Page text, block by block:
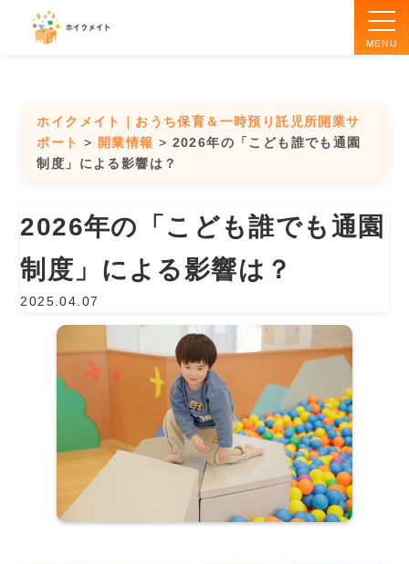
MENU
一時預り・託児所開業
受講の流れ
開業情報ブログ
ホイクメイト｜おうち保育＆一時預り託児所開業サ
ポート
> 開業情報 > 2026年の「こども誰でも通園
制度」による影響は？
2026年の「こども誰でも通園
制度」による影響は？
2025.04.07